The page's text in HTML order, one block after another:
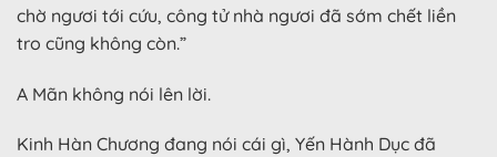
chờ ngươi tới cứu, công tử nhà ngươi đã sớm chết liền
tro cũng không còn.”
A Mãn không nói lên lời.
Kinh Hàn Chương đang nói cái gì, Yến Hành Dục đã